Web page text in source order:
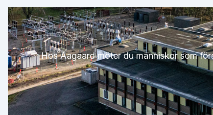
Hos Aagaard möter du människor som